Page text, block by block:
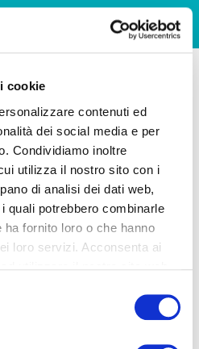
cookie
contenuti ed
dei social media e per
Condividiamo inoltre
utilizza il nostro sito con i
di analisi dei dati web,
quali potrebbero combinarle
fornito loro o che hanno
loro servizi. Acconsenta ai